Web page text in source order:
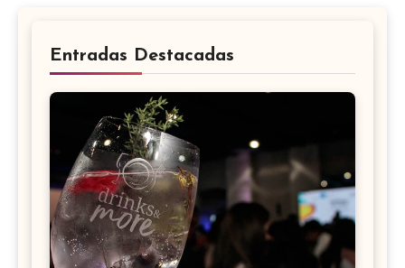
Entradas Destacadas